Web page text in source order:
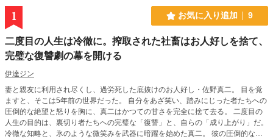
1 お気に入り追加 9
二度目の人生は冷徹に。搾取された社畜はお人好しを捨て、
完璧な復讐劇の幕を開ける
伊達ジン
妻と親友に利用され尽くし、過労死した底抜けのお人好し・佐野真二。 目を覚
ますと、そこは5年前の世界だった。 自分をあざ笑い、踏みにじった者たちへの
圧倒的な絶望と怒りを胸に、真二はかつての甘さを完全に捨て去る。 二度目の
人生の目的は、裏切り者たちへの完璧な「復讐」と、自らの「成り上がり」だ。
冷徹な知略と、氷のような微笑みを武器に暗躍を始めた真二。 彼の圧倒的な有